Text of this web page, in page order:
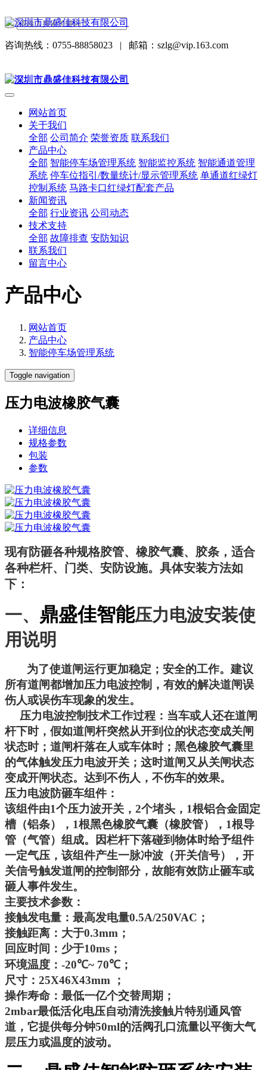
咨询热线：0755-88858023 | 邮箱：szlg@vip.163.com
网站首页
关于我们
全部 公司简介 荣誉资质 联系我们
产品中心
全部 智能停车场管理系统 智能监控系统 智能通道管理
系统 停车位指引/数量统计/显示管理系统 单通道红绿灯
控制系统 马路卡口红绿灯配套产品
新闻资讯
全部 行业资讯 公司动态
技术支持
全部 故障排查 安防知识
联系我们
留言中心
产品中心
网站首页
产品中心
智能停车场管理系统
Toggle navigation
压力电波橡胶气囊
详细信息
规格参数
包装
参数
现有防砸各种规格胶管、橡胶气囊、胶条，适合
各种栏杆、门类、安防设施。具体安装方法如
下：
一、 鼎盛佳智能压力电波安装使
用说明
为了使道闸运行更加稳定；安全的工作。建议
所有道闸都增加压力电波控制，有效的解决道闸误
伤人或误伤车现象的发生。
压力电波控制技术工作过程：当车或人还在道闸
杆下时，假如道闸杆突然从开到位的状态变成关闸
状态时；道闸杆落在人或车体时；黑色橡胶气囊里
的气体触发压力电波开关；这时道闸又从关闸状态
变成开闸状态。达到不伤人，不伤车的效果。
压力电波防砸车组件：
该组件由1个压力波开关， 2个堵头， 1根铝合金固定
槽（铝条）， 1根黑色橡胶气囊（橡胶管）， 1根导
管（气管）组成。因栏杆下落碰到物体时给予组件
一定气压，该组件产生一脉冲波（开关信号），开
关信号触发道闸的控制部分，故能有效防止砸车或
砸人事件发生。
主要技术参数：
接触发电量：最高发电量0.5A/250VAC ；
接触距离：大于0.3mm ；
回应时间：少于10ms ；
环境温度： -20℃~ 70℃；
尺寸： 25X46X43mm
；
操作寿命：最低一亿个交替周期；
2mbar最低活化电压自动清洗接触片特别通风管
道，它提供每分钟50ml的活阀孔口流量以平衡大气
层压力或温度的波动。